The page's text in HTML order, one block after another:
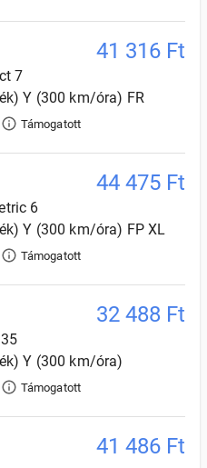
41 316 Ft
7
Y (300 km/óra) FR
Támogatott
44 475 Ft
6
Y (300 km/óra) FP XL
Támogatott
32 488 Ft
Y (300 km/óra)
Támogatott
41 486 Ft